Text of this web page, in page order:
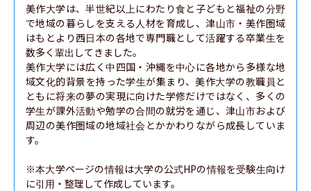
美作大学は、半世紀以上にわたり食と子どもと福祉の分野
で地域の暮らしを支える人材を育成し、津山市・美作圏域
はもとより西日本の各地で専門職として活躍する卒業生を
数多く輩出してきました。
美作大学には広く中四国・沖縄を中心に各地から多様な地
域文化的背景を持った学生が集まり、美作大学の教職員と
ともに将来の夢の実現に向けた学修だけではなく、多くの
学生が課外活動や勉学の合間の就労を通じ、津山市および
周辺の美作圏域の地域社会とかかわりながら成長していま
す。
※本大学ページの情報は大学の公式HPの情報を受験生向け
に引用・整理して作成しています。